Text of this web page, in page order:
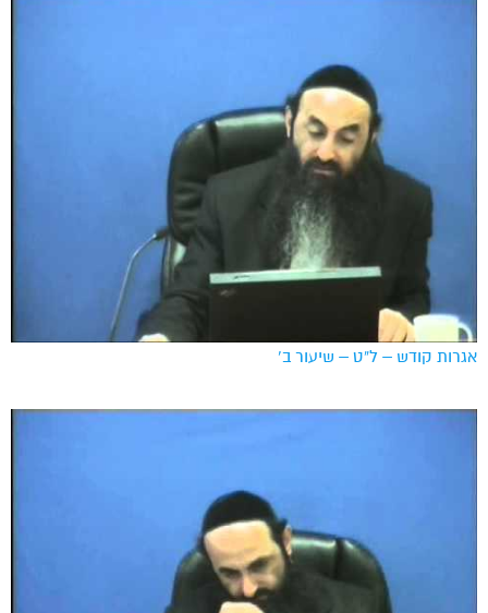
אגרות קודש – ל”ט – שיעור ב’